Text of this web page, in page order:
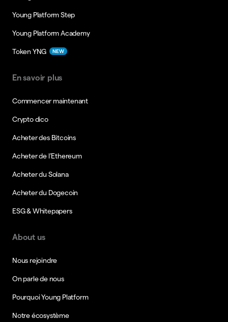
Young Platform Step
Young Platform Academy
Token YNG NEW
En savoir plus
Commencer maintenant
Crypto dico
Acheter des Bitcoins
Acheter de l’Ethereum
Acheter du Solana
Acheter du Dogecoin
ESG & Whitepapers
About us
Nous rejoindre
On parle de nous
Pourquoi Young Platform
Notre écosystème